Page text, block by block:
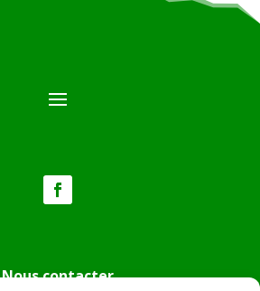
Nous contacter